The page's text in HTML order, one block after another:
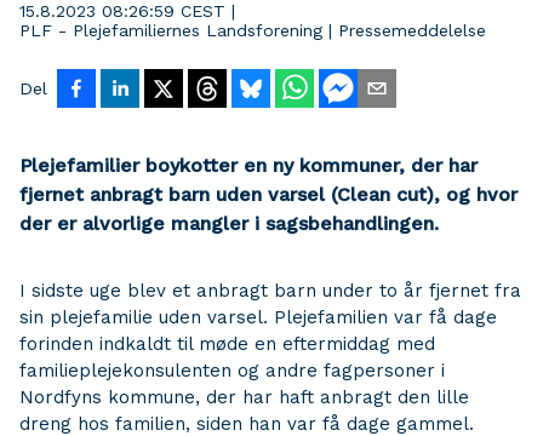
15.8.2023 08:26:59 CEST |
PLF - Plejefamiliernes Landsforening | Pressemeddelelse
Del
Plejefamilier boykotter en ny kommuner, der har
fjernet anbragt barn uden varsel (Clean cut), og hvor
der er alvorlige mangler i sagsbehandlingen.
I sidste uge blev et anbragt barn under to år fjernet fra
sin plejefamilie uden varsel. Plejefamilien var få dage
forinden indkaldt til møde en eftermiddag med
familieplejekonsulenten og andre fagpersoner i
Nordfyns kommune, der har haft anbragt den lille
dreng hos familien, siden han var få dage gammel.